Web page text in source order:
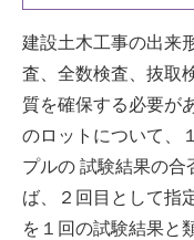
建設土木工事の出来
査、全数検査、抜取
質を確保する必要が
のロットについて、
プルの 試験結果の合
ば、２回目として指
を１回の試験結果と